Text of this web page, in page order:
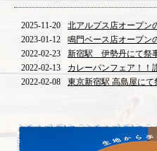
2025-11-20
北アルプス店オープン
2023-01-12
鳴門ベース店オープン
2022-02-23
新宿駅 伊勢丹にて祭
2022-02-13
カレーパンフェア！！
2022-02-08
東京新宿駅 高島屋にて